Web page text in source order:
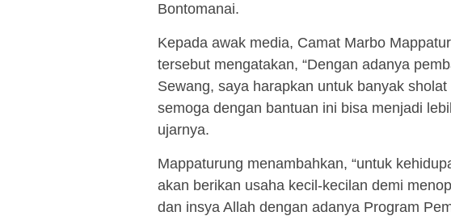
Bontomanai.
Kepada awak media, Camat Marbo
tersebut mengatakan, “Dengan adanya
Sewang, saya harapkan untuk banyak
semoga dengan bantuan ini bisa menjadi
ujarnya.
Mappaturung menambahkan, “untuk
akan berikan usaha kecil-kecilan demi
dan insya Allah dengan adanya Program